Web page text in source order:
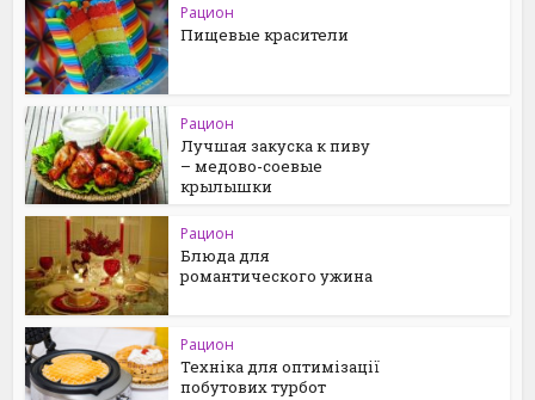
Рацион
Пищевые красители
Рацион
Лучшая закуска к пиву
– медово-соевые
крылышки
Рацион
Блюда для
романтического ужина
Рацион
Техніка для оптимізації
побутових турбот